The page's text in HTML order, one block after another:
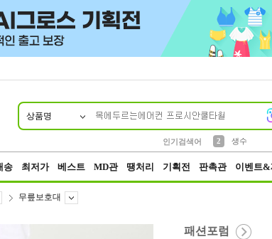
상품명
인기검색어
2
생수
송 최저가 베스트 MD관 땡처리 기획전 판촉관 이벤트
무릎보호대
패션포럼